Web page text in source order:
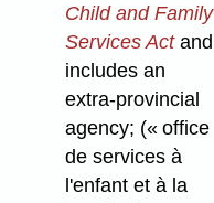
Child and Family
Services Act and
includes an
extra-provincial
agency; (« office
de services à
l'enfant et à la